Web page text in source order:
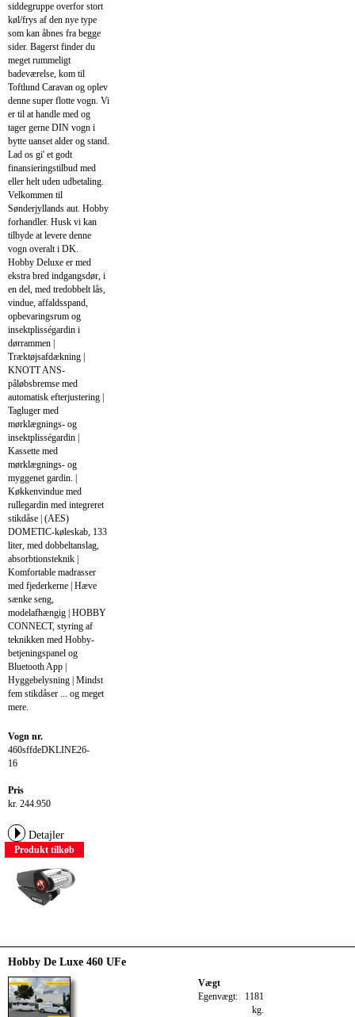
siddegruppe overfor stort
køl/frys af den nye type
som kan åbnes fra begge
sider. Bagerst finder du
meget rummeligt
badeværelse, kom til
Toftlund Caravan og oplev
denne super flotte vogn. Vi
er til at handle med og
tager gerne DIN vogn i
bytte uanset alder og stand.
Lad os gi' et godt
finansieringstilbud med
eller helt uden udbetaling.
Velkommen til
Sønderjyllands aut. Hobby
forhandler. Husk vi kan
tilbyde at levere denne
vogn overalt i DK.
Hobby Deluxe er med
ekstra bred indgangsdør, i
en del, med tredobbelt lås,
vindue, affaldsspand,
opbevaringsrum og
insektplisségardin i
dørrammen |
Træktøjsafdækning |
KNOTT ANS-
påløbsbremse med
automatisk efterjustering |
Tagluger med
mørklægnings- og
insektplisségardin |
Kassette med
mørklægnings- og
myggenet gardin. |
Køkkenvindue med
rullegardin med integreret
stikdåse | (AES)
DOMETIC-køleskab, 133
liter, med dobbeltanslag,
absorbtionsteknik |
Komfortable madrasser
med fjederkerne | Hæve
sænke seng,
modelafhængig | HOBBY
CONNECT, styring af
teknikken med Hobby-
betjeningspanel og
Bluetooth App |
Hyggebelysning | Mindst
fem stikdåser ... og meget
mere.
Vogn nr.
460sffdeDKLINE26-
16
Pris
kr. 244.950
Detajler
Produkt tilkøb
Hobby De Luxe 460 UFe
Vægt
Egenvægt: 1181
kg.